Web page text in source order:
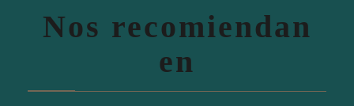
Nos recomiendan
en